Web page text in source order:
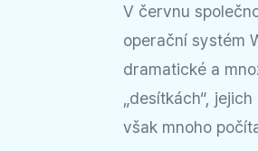
V červnu
operační systém
dramatické a
„desítkách“,
však mnoho